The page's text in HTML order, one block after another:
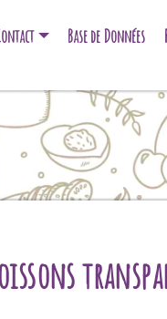
Base de Données